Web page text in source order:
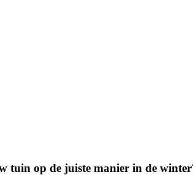
tuin op de juiste manier in de